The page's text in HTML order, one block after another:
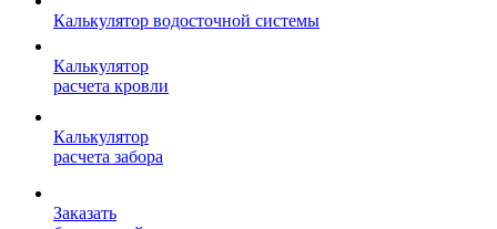
Калькулятор водосточной системы
Калькулятор
расчета кровли
Калькулятор
расчета забора
Заказать